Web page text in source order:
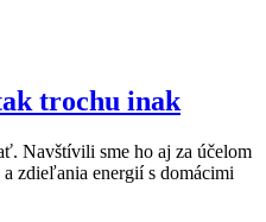
trochu inak
Navštívili sme ho aj za účelom
zdieľania energií s domácimi